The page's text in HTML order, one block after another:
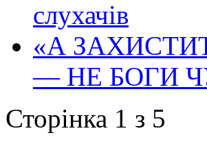
слухачів
«А
— НЕ БОГИ
Сторінка 1 з 5